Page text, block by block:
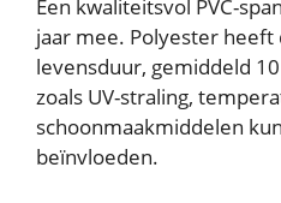
Een kwaliteitsvol PVC-
jaar mee. Polyester
levensduur, gemiddeld
zoals UV-straling,
schoonmaakmiddelen
beïnvloeden.